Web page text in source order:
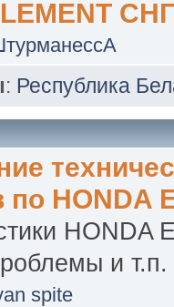
: Республика
по HONDA
HONDA
и т.п.
spite